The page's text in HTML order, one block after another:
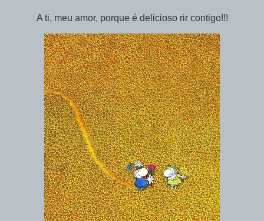
A ti, meu amor, porque é delicioso rir contigo!!!